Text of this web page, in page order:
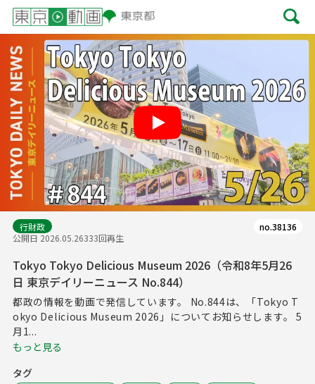
Play
行財政
公開日 2026.05.26333回再生
no.38136
Tokyo Tokyo Delicious Museum 2026（令和8年5月26
日 東京デイリーニュース No.844）
都政の情報を動画で発信しています。 No.844は、「Tokyo T
okyo Delicious Museum 2026」についてお知らせします。 5
月1...
もっと見る
タグ